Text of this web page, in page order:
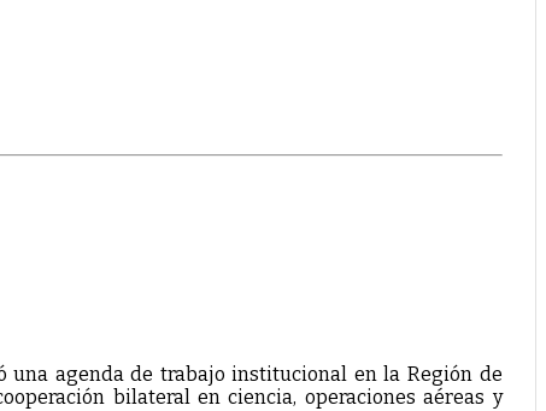
una agenda de trabajo institucional en la Región de
bilateral en ciencia, operaciones aéreas y